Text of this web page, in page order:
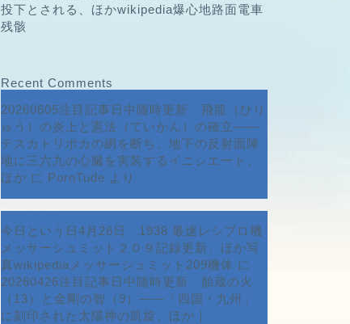
投下とされる、ほかwikipedia爆心地路面電車
残骸
Recent Comments
20260605注目記事日中随時更新 飛龍（ひり
ゅう）の炎上と憲法（ていかん）の確立――
テスカトリポカの網を断ち、地下の反射面陣
地に三六九の心臓を実装するイニシエート、
ほか に PornTude より
今日という日4月26日 1938 最速レシプロ機
メッサーシュミット２０９記録更新、ほか写
真wikipediaメッサーシュミット209機体 に
20260426注目記事日中随時更新 胎蔵の火
（13）と金剛の智（9）――「四国・九州」
に刻印された太陽神の凱旋、ほか｜